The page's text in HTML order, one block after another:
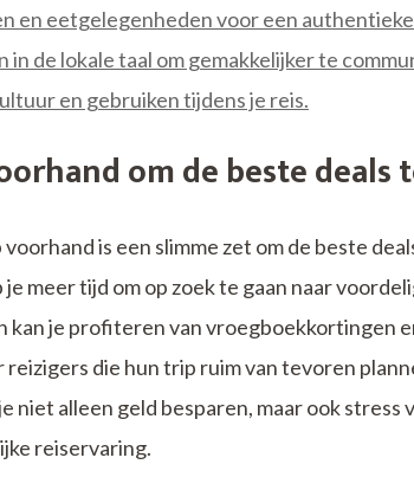
en eetgelegenheden voor een
in de lokale taal om gemakkelijker te
en gebruiken tijdens je reis.
om de beste deals
is een slimme zet om de beste
meer tijd om op zoek te gaan naar
je profiteren van vroegboekkortingen
reizigers die hun trip ruim van tevoren
niet alleen geld besparen, maar ook stress
reiservaring.